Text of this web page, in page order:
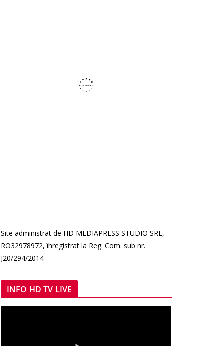
Site administrat de HD MEDIAPRESS STUDIO SRL,
RO32978972, înregistrat la Reg. Com. sub nr.
J20/294/2014
INFO HD TV LIVE